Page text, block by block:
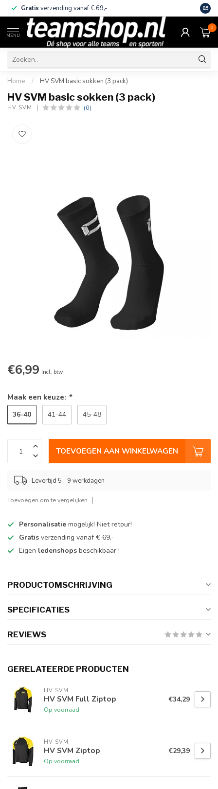
Gratis verzending vanaf € 69,- Eigen
8.5
MENU
0
Home / HV SVM basic sokken (3 pack)
HV SVM basic sokken (3 pack)
HV SVM (0)
€6,99 Incl. btw
Maak een keuze: *
36-40 41-44 45-48
TOEVOEGEN AAN WINKELWAGEN
Levertijd 5 - 9 werkdagen
Toevoegen om te vergelijken
Personalisatie mogelijk! Niet retour!
Gratis verzending vanaf € 69,-
Eigen ledenshops beschikbaar !
PRODUCTOMSCHRIJVING
SPECIFICATIES
REVIEWS
GERELATEERDE PRODUCTEN
HV SVM
HV SVM Full Ziptop
Op voorraad
€34,29
HV SVM
HV SVM Ziptop
Op voorraad
€29,39